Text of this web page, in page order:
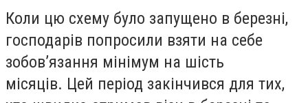
Коли цю схему було запущено в березні,
господарів попросили взяти на себе
зобов’язання мінімум на шість
місяців. Цей період закінчився для тих,